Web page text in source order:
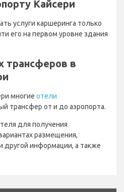
Кайсери
услуги каршеринга только
его на первом уровне здания
трансферов в
многие отели
трансфер от и до аэропорта.
для получения
размещения,
другой информации, а также